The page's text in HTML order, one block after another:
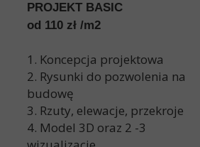
PROJEKT BASIC
od 110 zł /m2
1. Koncepcja projektowa
2. Rysunki do pozwolenia na
budowę
3. Rzuty, elewacje, przekroje
4. Model 3D oraz 2 -3